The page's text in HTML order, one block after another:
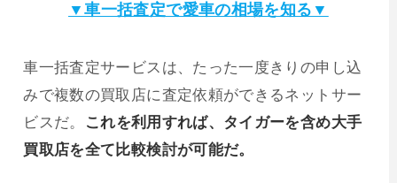
▼車一括査定で愛車の相場を知る▼
車一括査定サービスは、たった一度きりの申し込
みで複数の買取店に査定依頼ができるネットサー
ビスだ。 これを利用すれば、タイガーを含め大手
買取店を全て比較検討が可能だ。